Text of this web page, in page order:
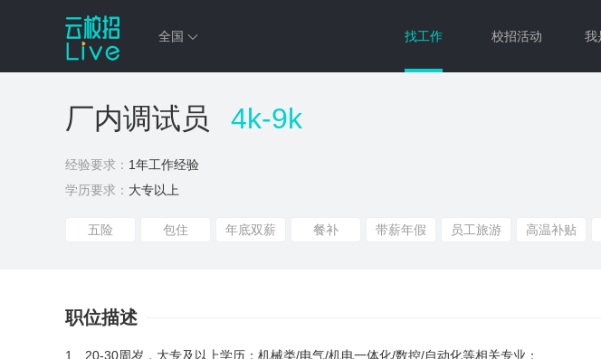
全国 找工作 校招活动 我
厂内调试员 4k-9k
经验要求： 1年工作经验
学历要求： 大专以上
五险 包住 年底双薪 餐补 带薪年假 员工旅游 高温补贴
职位描述
1、20-30周岁，大专及以上学历；机械类/电气/机电一体化/数控/自动化等相关专业；